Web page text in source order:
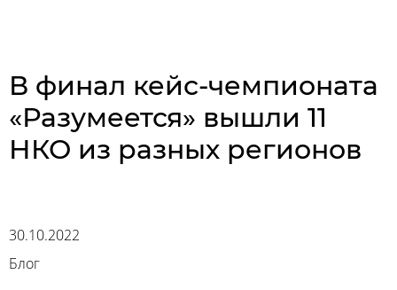
В финал кейс-чемпионата
«Разумеется» вышли 11
НКО из разных регионов
30.10.2022
Блог